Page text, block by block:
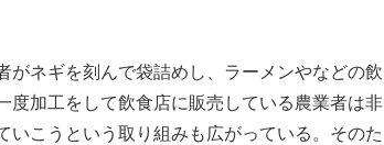
ネギを刻んで袋詰めし、ラーメンやなどの飲
加工をして飲食店に販売している農業者は非
こうという取り組みも広がっている。そのた